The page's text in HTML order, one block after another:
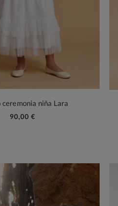
ceremonia niña Lara
90,00 €